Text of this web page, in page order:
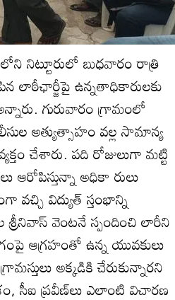
నిట్టూరులో బుధవారం రాత్రి
లాఠీఛార్జీపై ఉన్నతాధికారులకు
గురువారం గ్రామంలో
అత్యుత్సాహం వల్ల సామాన్య
చేశారు. పది రోజులుగా మట్టి
ఆరోపిస్తున్నా అధికా రులు
వచ్చి విద్యుత్‌ స్తంభాన్ని
శ్రీనివాస్‌ వెంటనే స్పందించి లారీని
ఆగ్రహంతో ఉన్న యువకులు
అక్కడికి చేరుకున్నారని
సీఐ ప్రవీణ్‌లు ఎలాంటి విచారణ